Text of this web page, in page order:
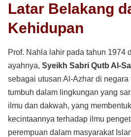
Latar Belakang
Kehidupan
Prof. Nahla lahir pada tahun 1974
ayahnya, Syeikh Sabri Qutb Al-
sebagai utusan Al-Azhar di
tumbuh dalam lingkungan yang
ilmu dan dakwah, yang
kecintaannya terhadap ilmu
perempuan dalam masyarakat